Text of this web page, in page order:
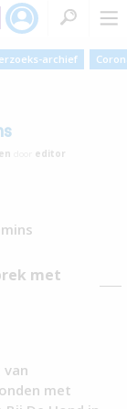
archief
editor
met
met